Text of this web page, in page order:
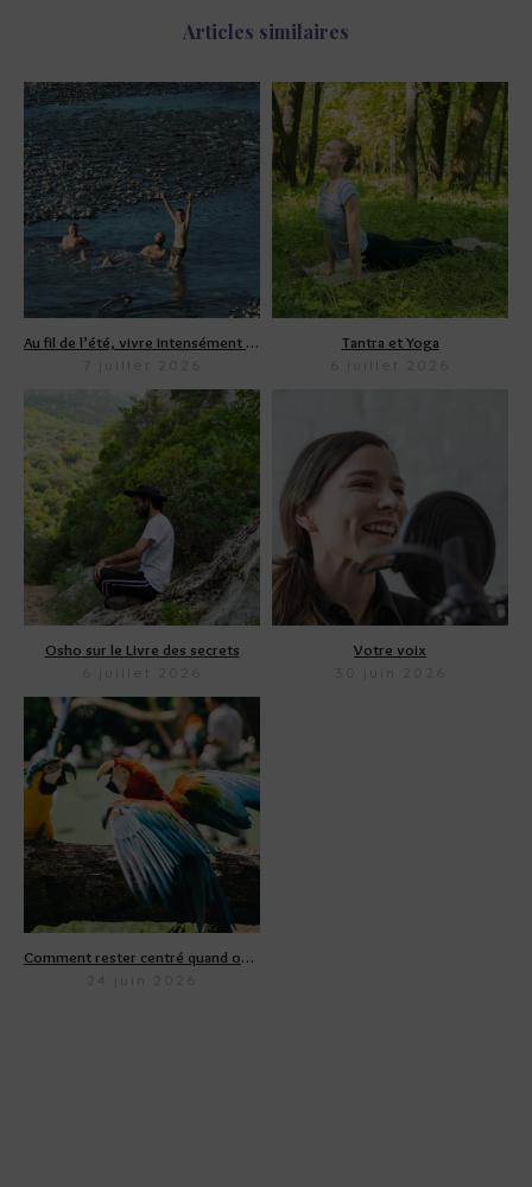
Articles similaires
Au fil de l’été, vivre intensément et mettre son mental au repos Tantra et Yoga
Osho sur le Livre des secrets Votre voix
Comment rester centré quand on parle de politique ?